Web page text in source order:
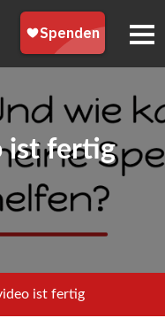
ist fertig
ist fertig